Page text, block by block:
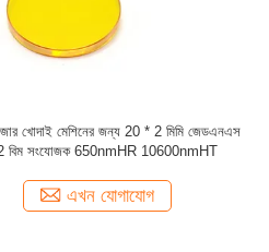
ডিগ্রি জিজিএস 1 কোয়ার্টজ 532 এনএম লেজার
অপটিক্স মিরর
এখন যোগাযোগ